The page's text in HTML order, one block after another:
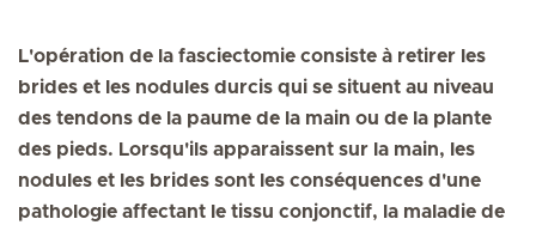
L'opération de la fasciectomie consiste à retirer les
brides et les nodules durcis qui se situent au niveau
des tendons de la paume de la main ou de la plante
des pieds. Lorsqu'ils apparaissent sur la main, les
nodules et les brides sont les conséquences d'une
pathologie affectant le tissu conjonctif, la maladie de